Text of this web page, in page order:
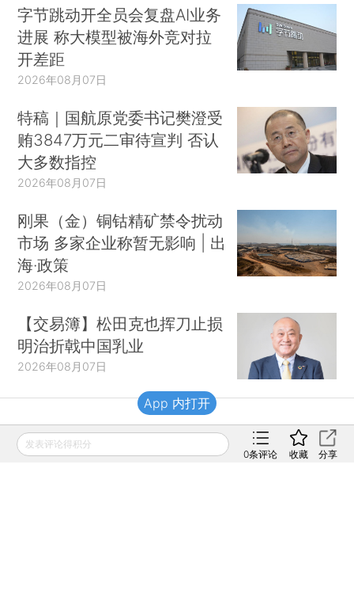
字节跳动开全员会复盘AI业务
进展 称大模型被海外竞对拉
开差距
2026年08月07日
特稿｜国航原党委书记樊澄受
贿3847万元二审待宣判 否认
大多数指控
2026年08月07日
刚果（金）铜钴精矿禁令扰动
市场 多家企业称暂无影响 | 出
海·政策
2026年08月07日
【交易簿】松田克也挥刀止损
明治折戟中国乳业
2026年08月07日
财新移动
发表评论得积分
0条评论 收藏 分享
App 内打开